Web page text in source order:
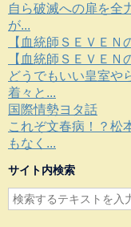
自ら破滅への扉を全
が...
【血統師ＳＥＶＥＮ
【血統師ＳＥＶＥＮ
どうでもいい皇室や
着々と...
国際情勢ヨタ話
これぞ文春病！？松
もなく...
サイト内検索